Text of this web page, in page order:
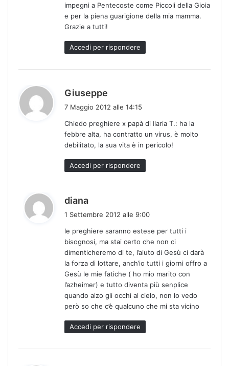
impegni a Pentecoste come Piccoli della Gioia
e per la piena guarigione della mia mamma.
Grazie a tutti!
Accedi per rispondere
Giuseppe
e
t
t
o
:
7 Maggio 2012 alle 14:15
Chiedo preghiere x papà di Ilaria T.: ha la
febbre alta, ha contratto un virus, è molto
debilitato, la sua vita è in pericolo!
Accedi per rispondere
diana
e
t
t
1 Settembre 2012 alle 9:00
le preghiere saranno estese per tutti i
bisognosi, ma stai certo che non ci
dimenticheremo di te, l’aiuto di Gesù ci darà
la forza di lottare, anch’io tutti i giorni offro a
Gesù le mie fatiche ( ho mio marito con
l’azheimer) e tutto diventa più senplice
quando alzo gli occhi al cielo, non lo vedo
però so che c’è qualcuno che mi sta vicino
Accedi per rispondere